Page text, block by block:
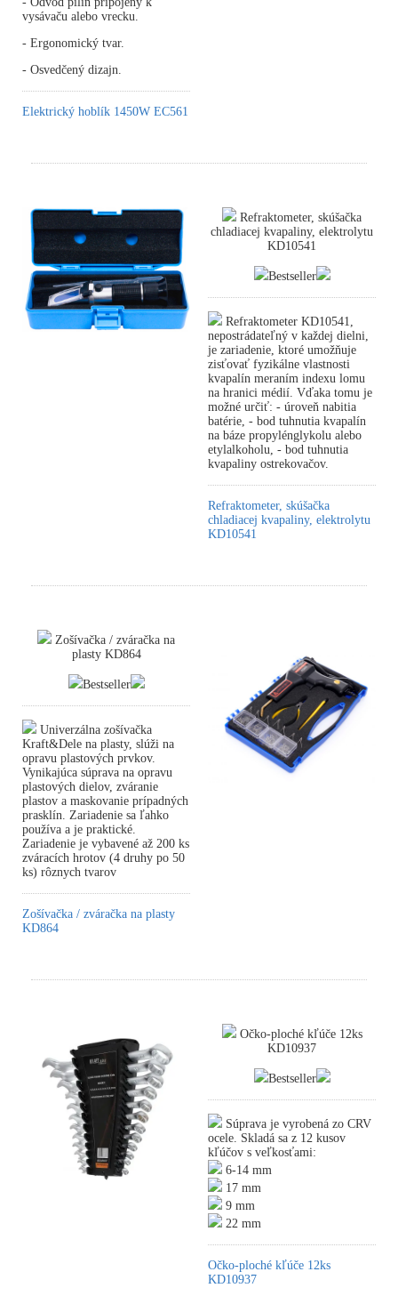
vysávaču alebo vrecku.
- Ergonomický tvar.
- Osvedčený dizajn.
Elektrický hoblík 1450W EC561
Refraktometer, skúšačka
chladiacej kvapaliny, elektrolytu
KD10541
Bestseller
Refraktometer KD10541,
nepostrádateľný v každej dielni,
je zariadenie, ktoré umožňuje
zisťovať fyzikálne vlastnosti
kvapalín meraním indexu lomu
na hranici médií. Vďaka tomu je
možné určiť: - úroveň nabitia
batérie, - bod tuhnutia kvapalín
na báze propylénglykolu alebo
etylalkoholu, - bod tuhnutia
kvapaliny ostrekovačov.
Refraktometer, skúšačka
chladiacej kvapaliny, elektrolytu
KD10541
Zošívačka / zváračka na
plasty KD864
Bestseller
Univerzálna zošívačka
Kraft&Dele na plasty, slúži na
opravu plastových prvkov.
Vynikajúca súprava na opravu
plastových dielov, zváranie
plastov a maskovanie prípadných
prasklín. Zariadenie sa ľahko
používa a je praktické.
Zariadenie je vybavené až 200 ks
zváracích hrotov (4 druhy po 50
ks) rôznych tvarov
Zošívačka / zváračka na plasty
KD864
Očko-ploché kľúče 12ks
KD10937
Bestseller
Súprava je vyrobená zo CRV
ocele. Skladá sa z 12 kusov
kľúčov s veľkosťami:
6-14 mm
17 mm
9 mm
22 mm
Očko-ploché kľúče 12ks
KD10937